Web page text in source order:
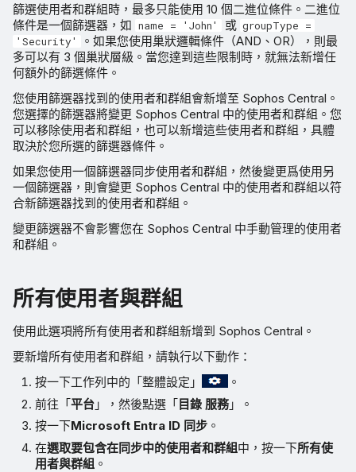
篩選使用者和群組時，最多只能使用 10 個二進位條件。二進位
條件是一個篩選器，如 name = 'John' 或 groupType =
'Security'
。如果您使用巢狀邏輯條件（AND、OR），則最
多可以有 3 個巢狀層級。當您達到這些限制時，就無法新增任
何額外的篩選條件。
您使用篩選器找到的使用者和群組會新增至 Sophos Central。
您選擇的篩選器將變更 Sophos Central 中的使用者和群組。您
可以移除使用者和群組，也可以新增這些使用者和群組，具體
取決於您所選的篩選器條件。
如果您使用一個篩選器同步使用者和群組，然後變更爲使用另
一個篩選器，則會變更 Sophos Central 中的使用者和群組以符
合新篩選器找到的使用者和群組。
變更篩選器不會影響您在 Sophos Central 中手動管理的使用者
和群組。
所有使用者與群組
使用此選項將所有使用者和群組新增到 Sophos Central。
要新增所有使用者和群組，請執行以下動作：
按一下工作列中的「整體設定」
。
前往「平台 」，然後點選「目錄 服務」。
按一下Microsoft Entra ID 同步 。
在選取要包含在同步中的使用者和群組中，按一下所有使
用者與群組 。